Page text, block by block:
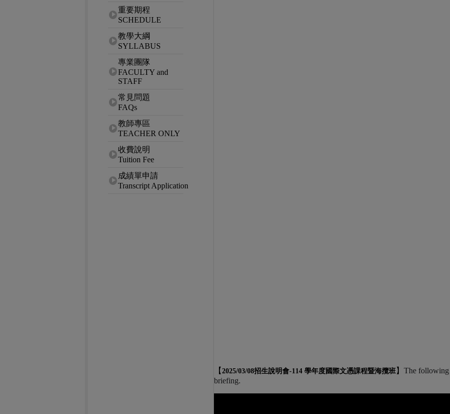
重要期程
SCHEDULE
教學大綱
SYLLABUS
專業團隊
FACULTY and
STAFF
常見問題
FAQs
教師專區
TEACHER ONLY
收費說明
Tuition Fee
成績單申請
Transcript Application
【 2025/03/08招生說明會-114 學年度國際文憑課程暨海攬班】 The following
briefing.